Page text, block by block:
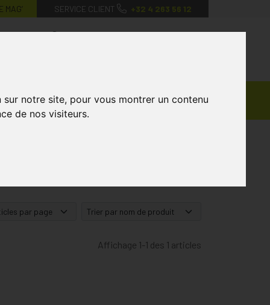
notre site, pour vous montrer un contenu
de nos visiteurs.
MAG’ SERVICE CLIENT +32 4 263 56 12
Vétérinaire
Ventes
Privées
Marques
Affichage 1-1 des 1 articles